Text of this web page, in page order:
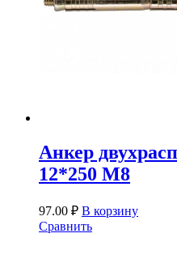
Анкер
12*250 М8
97.00 ₽ В корзину
Сравнить